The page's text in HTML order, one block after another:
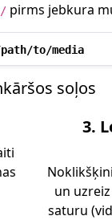
pirms jebkura
to/media
soļos
3.
un
saturu